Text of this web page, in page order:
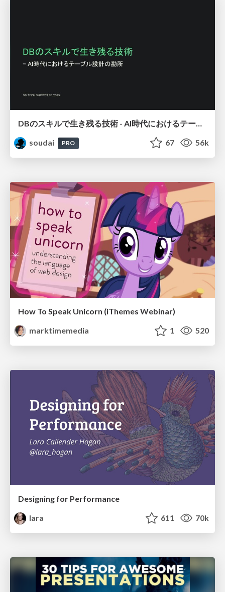
DBのスキルで生き残る技術 - AI時代におけるテーブル設計の勘所
soudai
PRO 67 56k
How To Speak Unicorn (iThemes Webinar)
marktimemedia
1 520
Designing for Performance
lara
611 70k